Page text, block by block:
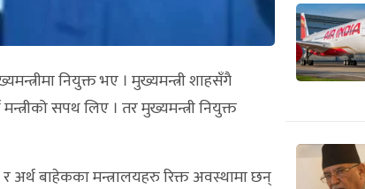
नियुक्त भए । मुख्यमन्त्री शाहसँगै
सपथ लिए । तर मुख्यमन्त्री नियुक्त
अर्थ बाहेकका मन्त्रालयहरु रिक्त अवस्थामा छन्